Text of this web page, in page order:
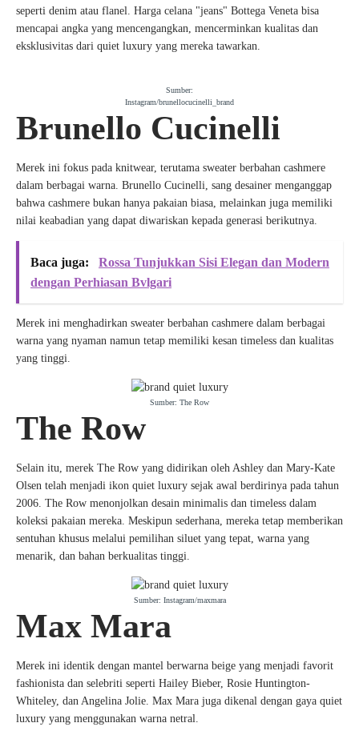
seperti denim atau flanel. Harga celana "jeans" Bottega Veneta bisa
mencapai angka yang mencengangkan, mencerminkan kualitas dan
eksklusivitas dari quiet luxury yang mereka tawarkan.
Sumber:
Instagram/brunellocucinelli_brand
Brunello Cucinelli
Merek ini fokus pada knitwear, terutama sweater berbahan cashmere
dalam berbagai warna. Brunello Cucinelli, sang desainer menganggap
bahwa cashmere bukan hanya pakaian biasa, melainkan juga memiliki
nilai keabadian yang dapat diwariskan kepada generasi berikutnya.
Baca juga:
Rossa Tunjukkan Sisi Elegan dan Modern
dengan Perhiasan Bvlgari
Merek ini menghadirkan sweater berbahan cashmere dalam berbagai
warna yang nyaman namun tetap memiliki kesan timeless dan kualitas
yang tinggi.
Sumber: The Row
The Row
Selain itu, merek The Row yang didirikan oleh Ashley dan Mary-Kate
Olsen telah menjadi ikon quiet luxury sejak awal berdirinya pada tahun
2006. The Row menonjolkan desain minimalis dan timeless dalam
koleksi pakaian mereka. Meskipun sederhana, mereka tetap memberikan
sentuhan khusus melalui pemilihan siluet yang tepat, warna yang
menarik, dan bahan berkualitas tinggi.
Sumber: Instagram/maxmara
Max Mara
Merek ini identik dengan mantel berwarna beige yang menjadi favorit
fashionista dan selebriti seperti Hailey Bieber, Rosie Huntington-
Whiteley, dan Angelina Jolie. Max Mara juga dikenal dengan gaya quiet
luxury yang menggunakan warna netral.